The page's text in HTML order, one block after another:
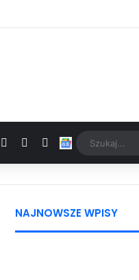
Facebook YouTubeGoogle News
NAJNOWSZE WPISY